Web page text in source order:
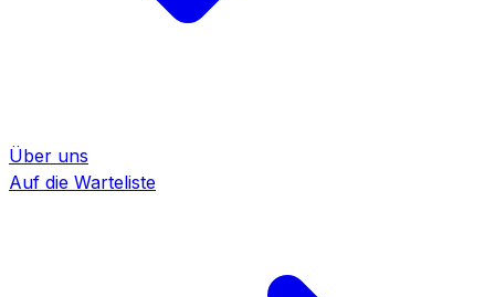
Über uns
Auf die Warteliste